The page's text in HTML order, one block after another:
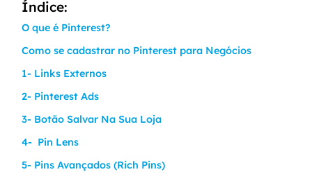
Índice:
O que é Pinterest?
Como se cadastrar no Pinterest para Negócios
1- Links Externos
2- Pinterest Ads
3- Botão Salvar Na Sua Loja
4- Pin Lens
5- Pins Avançados (Rich Pins)